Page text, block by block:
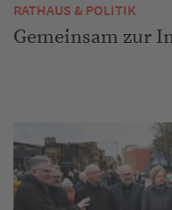
RATHAUS & POLITIK
Gemeinsam zur